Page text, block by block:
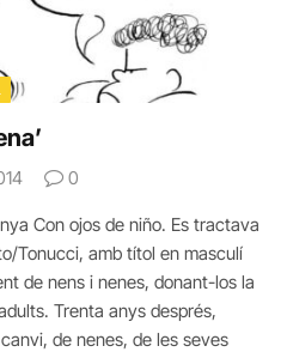
0
Con ojos de niño. Es tractava
Tonucci, amb títol en masculí
de nens i nenes, donant-los la
Trenta anys després,
de nenes, de les seves